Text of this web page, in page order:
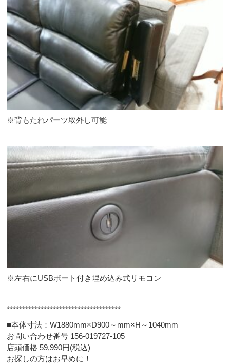
※背もたれパーツ取外し可能
※左右にUSBポート付き埋め込み式リモコン
*************************************
■本体寸法：W1880mm×D900～mm×H～1040mm
お問い合わせ番号 156-019727-105
店頭価格 59,990円(税込)
お探しの方はお早めに！